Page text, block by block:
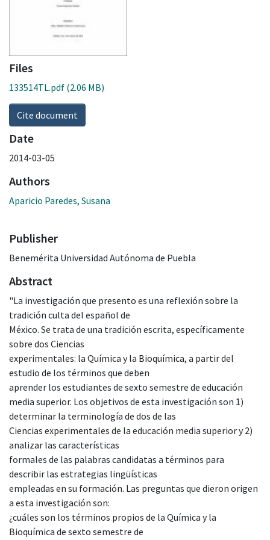
Files
133514TL.pdf (2.06 MB)
Cite document
Date
2014-03-05
Authors
Aparicio Paredes, Susana
Publisher
Benemérita Universidad Autónoma de Puebla
Abstract
"La investigación que presento es una reflexión sobre la
tradición culta del español de
México. Se trata de una tradición escrita, específicamente
sobre dos Ciencias
experimentales: la Química y la Bioquímica, a partir del
estudio de los términos que deben
aprender los estudiantes de sexto semestre de educación
media superior. Los objetivos de esta investigación son 1)
determinar la terminología de dos de las
Ciencias experimentales de la educación media superior y 2)
analizar las características
formales de las palabras candidatas a términos para
describir las estrategias lingüísticas
empleadas en su formación. Las preguntas que dieron origen
a esta investigación son:
¿cuáles son los términos propios de la Química y la
Bioquímica de sexto semestre de